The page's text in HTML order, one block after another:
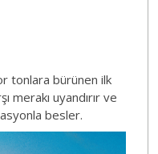
tonlara bürünen ilk
merakı uyandırır ve
besler.